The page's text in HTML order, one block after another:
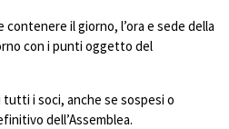
contenere il giorno, l’ora e sede della
con i punti oggetto del
tutti i soci, anche se sospesi o
dell’Assemblea.